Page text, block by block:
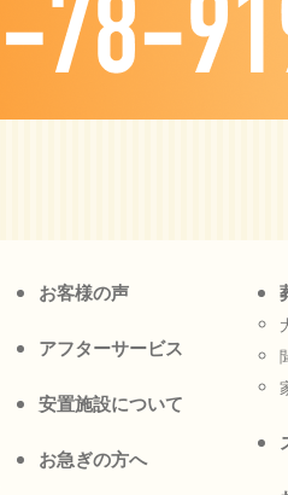
お客様の声
アフターサービス
安置施設について
お急ぎの方へ